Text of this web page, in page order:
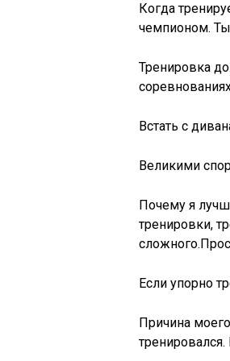
Когда
чемпионом.
Тренировка
Встать с
Великими
Почему я
тренировки,
Если упорно
Причина